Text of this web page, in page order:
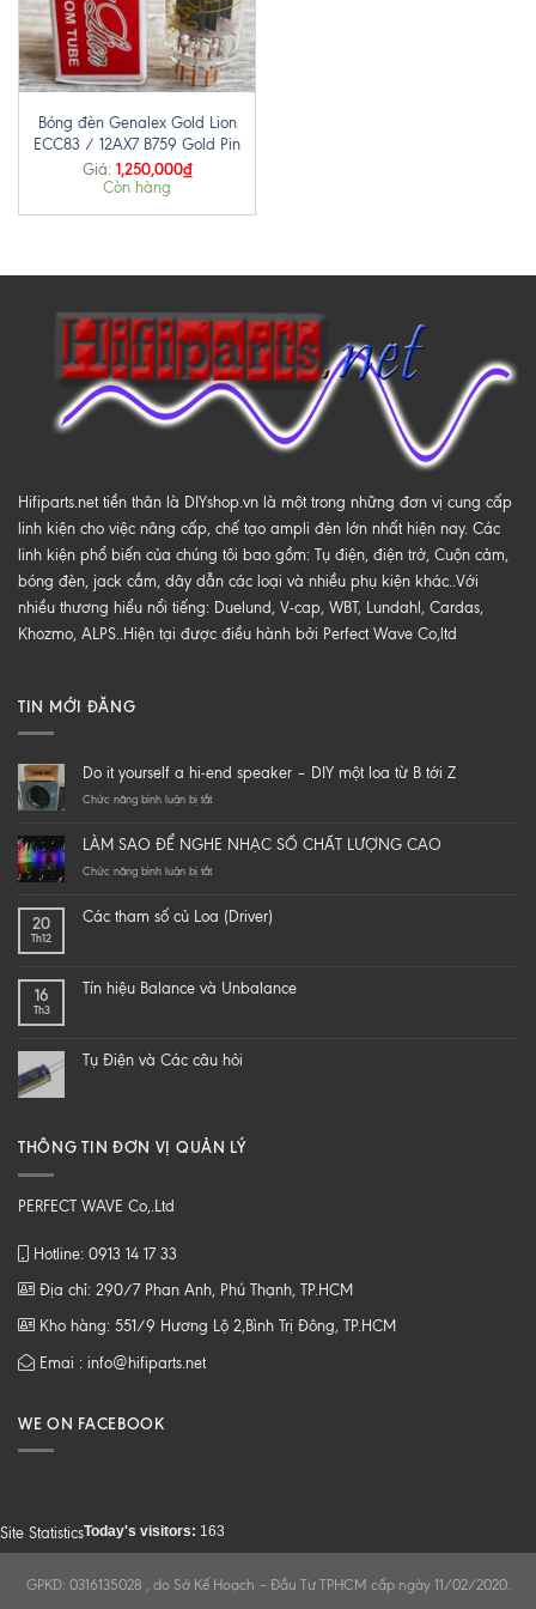
Bóng đèn Genalex Gold Lion
ECC83 / 12AX7 B759 Gold Pin
Giá: 1,250,000₫
Còn hàng
Hifiparts.net tiền thân là DIYshop.vn là một trong những đơn vị cung cấp
linh kiện cho việc nâng cấp, chế tạo ampli đèn lớn nhất hiện nay. Các
linh kiện phổ biến của chúng tôi bao gồm: Tụ điện, điện trở, Cuộn cảm,
bóng đèn, jack cắm, dây dẫn các loại và nhiều phụ kiện khác..Với
nhiều thương hiểu nổi tiếng: Duelund, V-cap, WBT, Lundahl, Cardas,
Khozmo, ALPS..Hiện tại được điều hành bởi Perfect Wave Co,ltd
TIN MỚI ĐĂNG
Do it yourself a hi-end speaker – DIY một loa từ B tới Z
Chức năng bình luận bị tắtở
yourself
a
speaker
loa
Z
LÀM SAO ĐỂ NGHE NHẠC SỐ CHẤT LƯỢNG CAO
Chức năng bình luận bị tắtở
ĐỂ
CHẤT
20
Th12
Các tham số củ Loa (Driver)
16
Th3
Tín hiệu Balance và Unbalance
Tụ Điện và Các câu hỏi
THÔNG TIN ĐƠN VỊ QUẢN LÝ
PERFECT WAVE Co,.Ltd
Hotline: 0913 14 17 33
Địa chỉ: 290/7 Phan Anh, Phú Thạnh, TP.HCM
Kho hàng: 551/9 Hương Lộ 2,Bình Trị Đông, TP.HCM
Emai : info@hifiparts.net
WE ON FACEBOOK
Site StatisticsToday's visitors: 163
GPKD: 0316135028 , do Sở Kế Hoạch – Đầu Tư TPHCM cấp ngày 11/02/2020.